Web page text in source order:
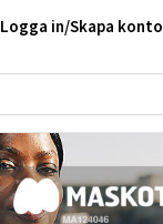
Logga in/Skapa konto